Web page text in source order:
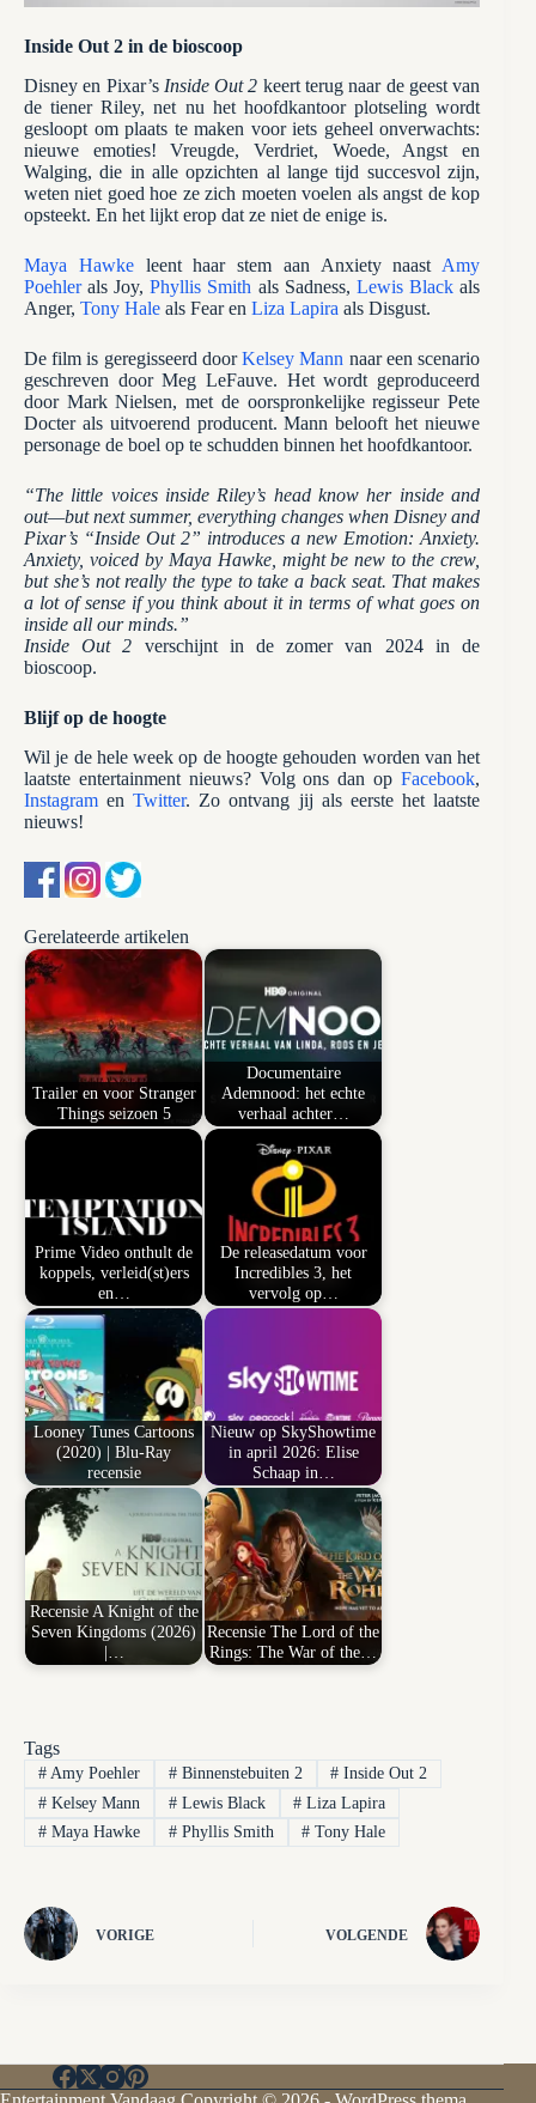
Inside Out 2 in de bioscoop
Disney en Pixar’s Inside Out 2 keert terug naar de geest van
de tiener Riley, net nu het hoofdkantoor plotseling wordt
gesloopt om plaats te maken voor iets geheel onverwachts:
nieuwe emoties! Vreugde, Verdriet, Woede, Angst en
Walging, die in alle opzichten al lange tijd succesvol zijn,
weten niet goed hoe ze zich moeten voelen als angst de kop
opsteekt. En het lijkt erop dat ze niet de enige is.
Maya Hawkeleent haar stem aan Anxiety naast Amy
Poehlerals Joy,Phyllis Smith als Sadness, Lewis Black als
Anger, Tony Hale als Fear en Liza Lapira als Disgust.
De film is geregisseerd doorKelsey Mann naar een scenario
geschreven door Meg LeFauve. Het wordt geproduceerd
door Mark Nielsen, met de oorspronkelijke regisseur Pete
Docter als uitvoerend producent. Mann belooft het nieuwe
personage de boel op te schudden binnen het hoofdkantoor.
“The little voices inside Riley’s head know her inside and
out—but next summer, everything changes when Disney and
Pixar’s “Inside Out 2” introduces a new Emotion: Anxiety.
Anxiety, voiced by Maya Hawke, might be new to the crew,
but she’s not really the type to take a back seat. That makes
a lot of sense if you think about it in terms of what goes on
inside all our minds.”
Inside Out 2 verschijnt in de zomer van 2024 in de
bioscoop.
Blijf op de hoogte
Wil je de hele week op de hoogte gehouden worden van het
laatste entertainment nieuws? Volg ons dan opFacebook,
InstagramenTwitter. Zo ontvang jij als eerste het laatste
nieuws!
Gerelateerde artikelen
Trailer en voor Stranger
Things seizoen 5
Documentaire
Ademnood: het echte
verhaal achter…
Prime Video onthult de
koppels, verleid(st)ers
en…
De releasedatum voor
Incredibles 3, het
vervolg op…
Looney Tunes Cartoons
(2020) | Blu-Ray
recensie
Nieuw op SkyShowtime
in april 2026: Elise
Schaap in…
Recensie A Knight of the
Seven Kingdoms (2026)
|…
Recensie The Lord of the
Rings: The War of the…
Tags
#Amy Poehler #Binnenstebuiten 2 # Inside Out 2
#Kelsey Mann #Lewis Black # Liza Lapira
#Maya Hawke #Phyllis Smith # Tony Hale
VORIGE VOLGENDE